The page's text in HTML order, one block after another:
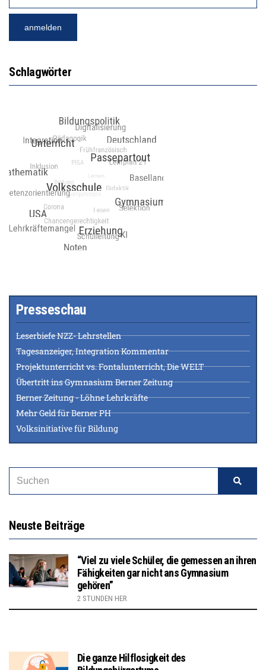
Schlagwörter
Presseschau
Leserbiefe NZZ- Lehrstellen
Tagesanzeiger, Integration Kommentar
Projektunterricht vs. Fontalunterricht, Die WELT
Übertritt ins Gymnasium Berner Zeitung
Berner Zeitung - Löhne Lehrkräfte
Mehr Geld für Berner PH
Volksinitiative für Bildung
Neuste Beiträge
“Viel zu viele Schüler, die gemessen an ihren
Fähigkeiten gar nicht ans Gymnasium
gehören”
2 STUNDEN HER
Die ganze Hilflosigkeit des